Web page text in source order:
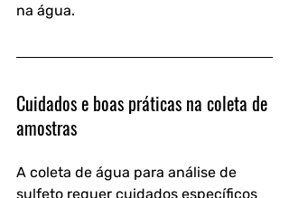
na água.
Cuidados e boas práticas na coleta de
amostras
A coleta de água para análise de
sulfeto requer cuidados específicos